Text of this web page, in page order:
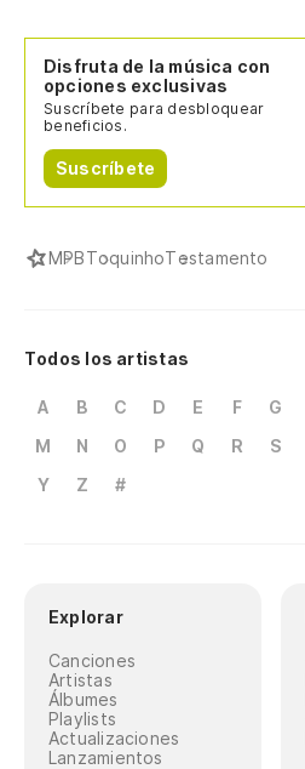
Disfruta de la música con
opciones exclusivas
Suscríbete para desbloquear
beneficios.
Suscríbete
MPBToquinhoTestamento
Todos los artistas
A B C D E F G
M
N O P Q R S
Y
Z #
Explorar
Canciones
Artistas
Álbumes
Playlists
Actualizaciones
Lanzamientos